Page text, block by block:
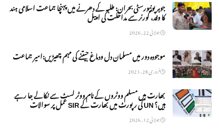
جوہر یونیورسٹی بحران: طلبہ کے دھرنے میں پہنچا جماعت اسلامی ہند
کا وفد، گورنر سے مداخلت کی اپیل
جولائی 22, 2026
موجودہ دور میں مسلمان دل ودماغ جیتنے کی مہم چھیڑیں:امیر جماعت
فروری 28, 2023
بھارت میں مسلم ووٹروں کے نام ووٹر لسٹ سے نکالے جا رہے
ہیں؟ UN کی رپورٹ میں بھارت کے SIR عمل پر سوالات
جولائی 12, 2026